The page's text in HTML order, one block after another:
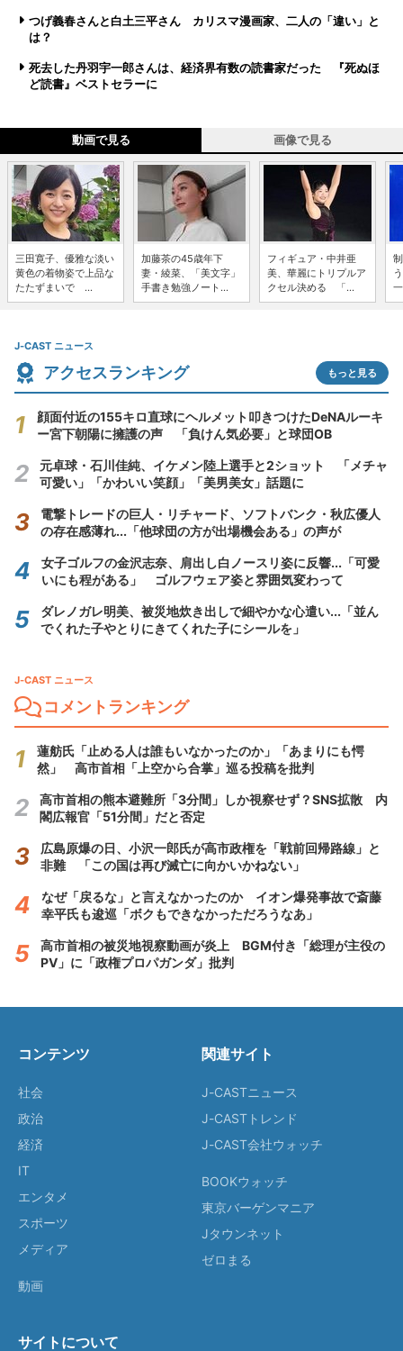
つげ義春さんと白土三平さん カリスマ漫画家、二人の「違い」と
は？
死去した丹羽宇一郎さんは、経済界有数の読書家だった 『死ぬほ
ど読書』ベストセラーに
動画で見る 画像で見る
三田寛子、優雅な淡い
黄色の着物姿で上品な
たたずまいで ...
加藤茶の45歳年下
妻・綾菜、「美文字」
手書き勉強ノート...
フィギュア・中井亜
美、華麗にトリプルア
クセル決める 「...
J-CAST ニュース
アクセスランキング もっと見る
顔面付近の155キロ直球にヘルメット叩きつけたDeNAルーキ
ー宮下朝陽に擁護の声 「負けん気必要」と球団OB
元卓球・石川佳純、イケメン陸上選手と2ショット 「メチャ
可愛い」「かわいい笑顔」「美男美女」話題に
電撃トレードの巨人・リチャード、ソフトバンク・秋広優人
の存在感薄れ...「他球団の方が出場機会ある」の声が
女子ゴルフの金沢志奈、肩出し白ノースリ姿に反響...「可愛
いにも程がある」 ゴルフウェア姿と雰囲気変わって
ダレノガレ明美、被災地炊き出しで細やかな心遣い...「並ん
でくれた子やとりにきてくれた子にシールを」
J-CAST ニュース
コメントランキング
蓮舫氏「止める人は誰もいなかったのか」「あまりにも愕
然」 高市首相「上空から合掌」巡る投稿を批判
高市首相の熊本避難所「3分間」しか視察せず？SNS拡散 内
閣広報官「51分間」だと否定
広島原爆の日、小沢一郎氏が高市政権を「戦前回帰路線」と
非難 「この国は再び滅亡に向かいかねない」
なぜ「戻るな」と言えなかったのか イオン爆発事故で斎藤
幸平氏も逡巡「ボクもできなかっただろうなあ」
高市首相の被災地視察動画が炎上 BGM付き「総理が主役の
PV」に「政権プロパガンダ」批判
コンテンツ
社会
政治
経済
IT
エンタメ
スポーツ
メディア
動画
関連サイト
J-CASTニュース
J-CASTトレンド
J-CAST会社ウォッチ
BOOKウォッチ
東京バーゲンマニア
Jタウンネット
ゼロまる
サイトについて